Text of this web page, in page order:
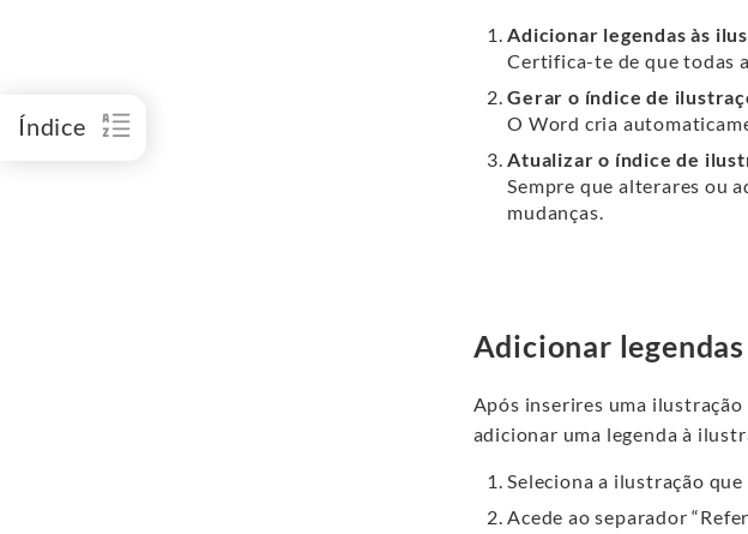
Índice
Adicionar legendas às
Certifica-te de que todas
Gerar o índice de
O Word cria
Atualizar o índice de
Sempre que alterares ou
mudanças.
Adicionar
Após inserires uma
adicionar uma legenda à
Seleciona a ilustração
Acede ao separador